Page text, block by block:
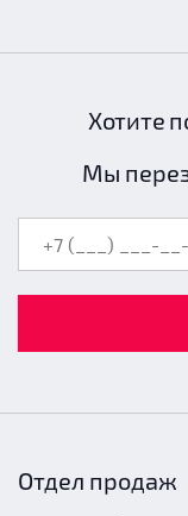
Хотите
Мы
Отдел продаж